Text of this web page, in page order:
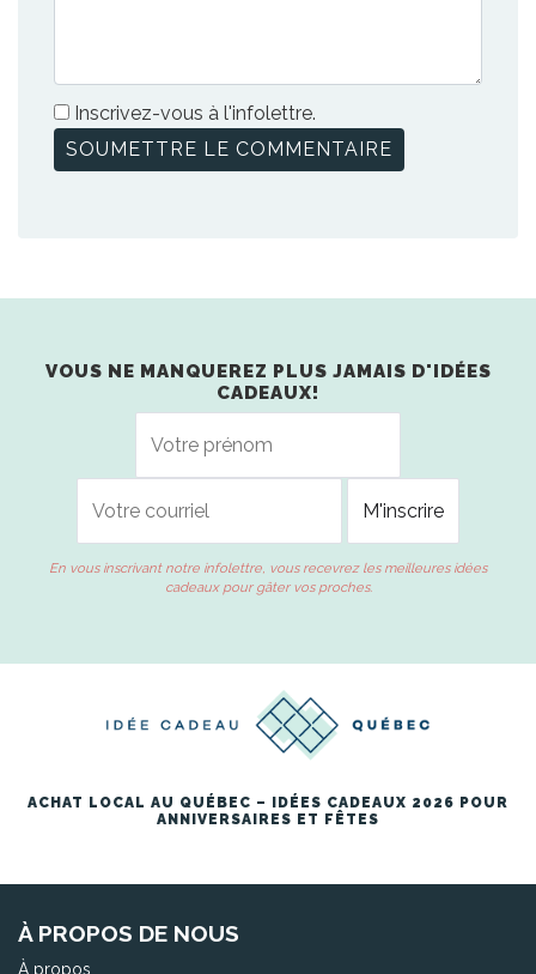
Inscrivez-vous à l'infolettre.
VOUS NE MANQUEREZ PLUS JAMAIS D'IDÉES
CADEAUX!
En vous inscrivant notre infolettre, vous recevrez les meilleures idées
cadeaux pour gâter vos proches.
ACHAT LOCAL AU QUÉBEC – IDÉES CADEAUX 2026 POUR
ANNIVERSAIRES ET FÊTES
À PROPOS DE NOUS
À propos